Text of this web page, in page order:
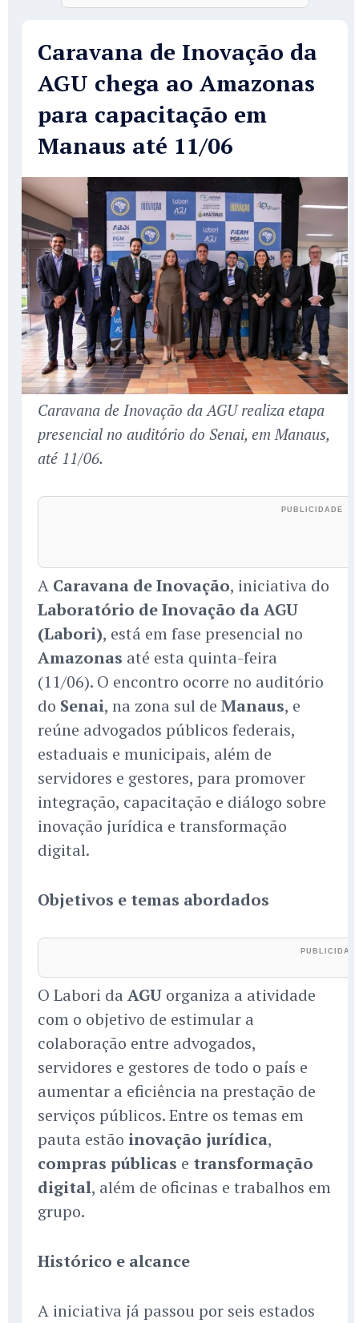
Caravana de Inovação da
AGU chega ao Amazonas
para capacitação em
Manaus até 11/06
Caravana de Inovação da AGU realiza etapa
presencial no auditório do Senai, em Manaus,
até 11/06.
A Caravana de Inovação, iniciativa do
Laboratório de Inovação da AGU
(Labori), está em fase presencial no
Amazonas até esta quinta-feira
(11/06). O encontro ocorre no auditório
do Senai, na zona sul de Manaus, e
reúne advogados públicos federais,
estaduais e municipais, além de
servidores e gestores, para promover
integração, capacitação e diálogo sobre
inovação jurídica e transformação
digital.
Objetivos e temas abordados
O Labori da AGU organiza a atividade
com o objetivo de estimular a
colaboração entre advogados,
servidores e gestores de todo o país e
aumentar a eficiência na prestação de
serviços públicos. Entre os temas em
pauta estão inovação jurídica,
compras públicas e transformação
digital, além de oficinas e trabalhos em
grupo.
Histórico e alcance
A iniciativa já passou por seis estados